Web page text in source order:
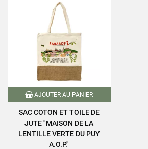
AJOUTER AU PANIER
SAC COTON ET TOILE DE
JUTE "MAISON DE LA
LENTILLE VERTE DU PUY
A.O.P."